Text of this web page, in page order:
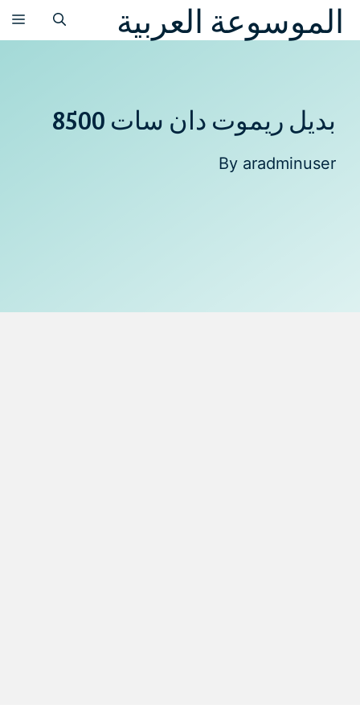
انتقلالموسوعة العربية
بديل ريموت دان سات 8500
By aradminuser